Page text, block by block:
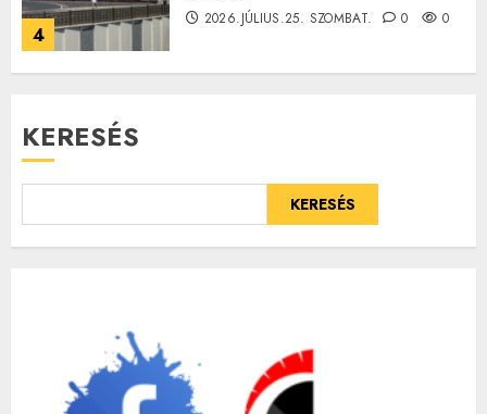
4
2026.JÚLIUS.25. SZOMBAT. 0 0
KERESÉS
KERESÉS